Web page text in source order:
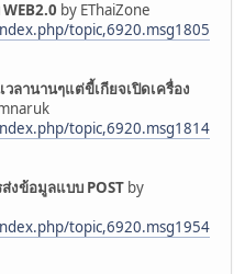
by EThaiZone
topic,6920.msg1805
ลานานๆแต่ขี้เกียจเปิดเครื่อง
topic,6920.msg1814
งข้อมูลแบบ POST by
topic,6920.msg1954